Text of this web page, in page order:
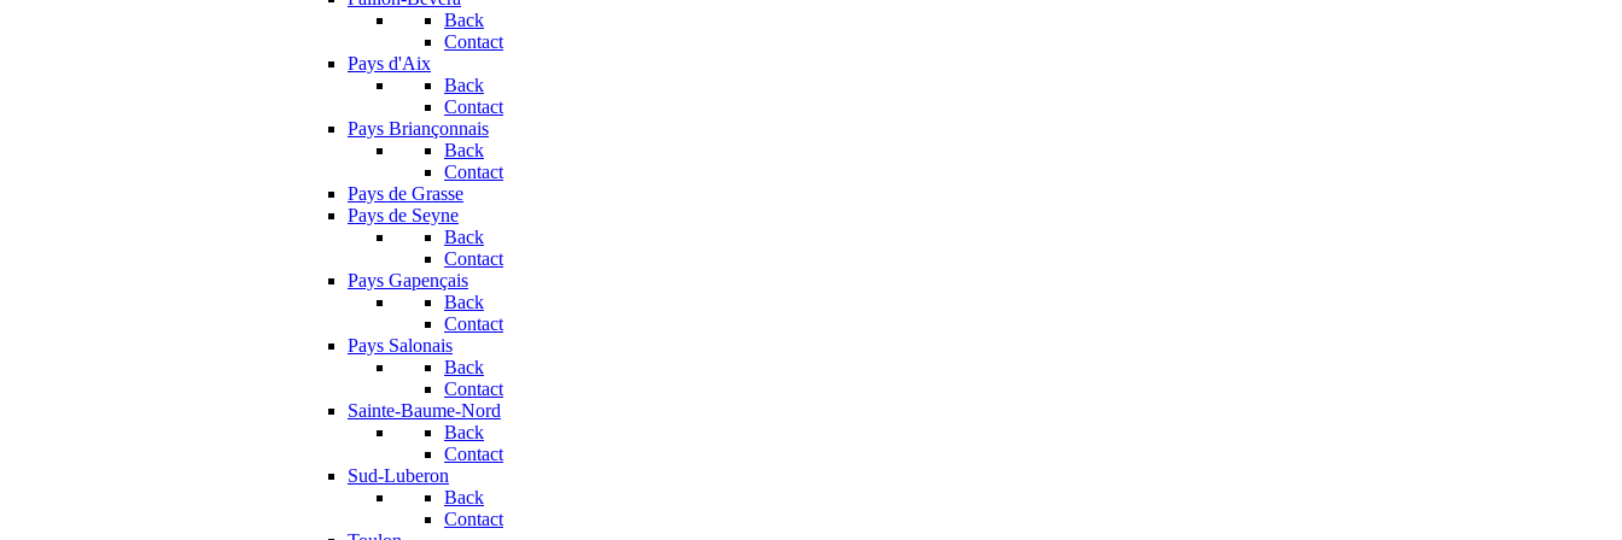
Back
Contact
Pays d'Aix
Back
Contact
Pays Briançonnais
Back
Contact
Pays de Grasse
Pays de Seyne
Back
Contact
Pays Gapençais
Back
Contact
Pays Salonais
Back
Contact
Sainte-Baume-Nord
Back
Contact
Sud-Luberon
Back
Contact